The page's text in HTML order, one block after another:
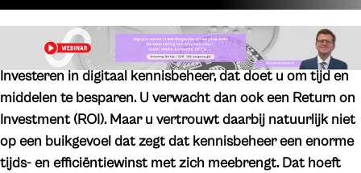
Investeren in digitaal kennisbeheer, dat doet u om tijd en
middelen te besparen. U verwacht dan ook een Return on
Investment (ROI). Maar u vertrouwt daarbij natuurlijk niet
op een buikgevoel dat zegt dat kennisbeheer een enorme
tijds- en efficiëntiewinst met zich meebrengt. Dat hoeft